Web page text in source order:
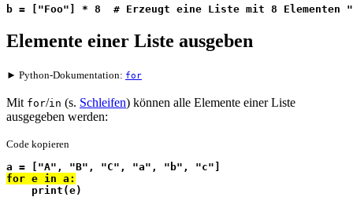
b = ["Foo"] * 8  # Erzeugt eine Liste mit 8 Elementen
Elemente einer Liste ausgeben
► Python-Dokumentation: for
Mit for/in (s. Schleifen) können alle Elemente einer Liste
ausgegeben werden:
Code kopieren
a = ["A", "B", "C", "a", "b", "c"]
for e in a:
    print(e)